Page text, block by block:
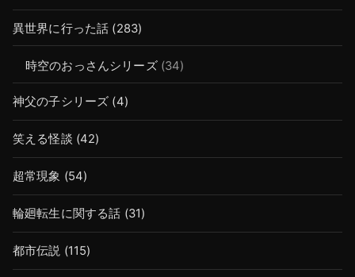
異世界に行った話 (283)
時空のおっさんシリーズ(34)
神父の子シリーズ (4)
笑える怪談 (42)
超常現象 (54)
輪廻転生に関する話 (31)
都市伝説 (115)